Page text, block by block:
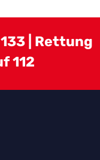
| Rettung
112